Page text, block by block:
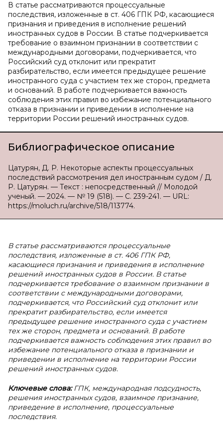
В статье рассматриваются процессуальные
последствия, изложенные в ст. 406 ГПК РФ, касающиеся
признания и приведения в исполнение решений
иностранных судов в России. В статье подчеркивается
требование о взаимном признании в соответствии с
международными договорами, подчеркивается, что
Российский суд отклонит или прекратит
разбирательство, если имеется предыдущее решение
иностранного суда с участием тех же сторон, предмета
и оснований. В работе подчеркивается важность
соблюдения этих правил во избежание потенциального
отказа в признании и приведении в исполнение на
территории России решений иностранных судов.
Библиографическое описание
Цатурян, Д. Р. Некоторые аспекты процессуальных
последствий рассмотрения дел иностранным судом / Д.
Р. Цатурян. — Текст : непосредственный // Молодой
ученый. — 2024. — № 19 (518). — С. 239-241. — URL:
https://moluch.ru/archive/518/113774.
В статье рассматриваются процессуальные
последствия, изложенные в ст. 406 ГПК РФ,
касающиеся признания и приведения в исполнение
решений иностранных судов в России. В статье
подчеркивается требование о взаимном признании в
соответствии с международными договорами,
подчеркивается, что Российский суд отклонит или
прекратит разбирательство, если имеется
предыдущее решение иностранного суда с участием
тех же сторон, предмета и оснований. В работе
подчеркивается важность соблюдения этих правил во
избежание потенциального отказа в признании и
приведении в исполнение на территории России
решений иностранных судов.
Ключевые слова:ГПК, международная подсудность,
решения иностранных судов, взаимное признание,
приведение в исполнение, процессуальные
последствия.